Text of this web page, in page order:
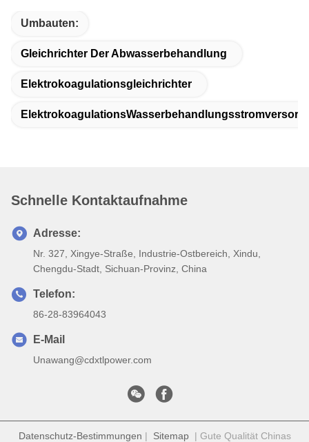
Umbauten:
Gleichrichter Der Abwasserbehandlung
Elektrokoagulationsgleichrichter
Schnelle Kontaktaufnahme
Adresse:
Nr. 327, Xingye-Straße, Industrie-Ostbereich, Xindu,
Chengdu-Stadt, Sichuan-Provinz, China
Telefon:
86-28-83964043
E-Mail
Unawang@cdxtlpower.com
Datenschutz-Bestimmungen | Sitemap| Gute Qualität Chinas